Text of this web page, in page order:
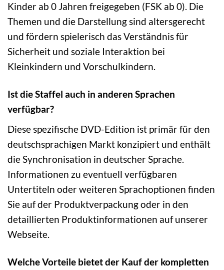
Kinder ab 0 Jahren freigegeben (FSK ab 0). Die
Themen und die Darstellung sind altersgerecht
und fördern spielerisch das Verständnis für
Sicherheit und soziale Interaktion bei
Kleinkindern und Vorschulkindern.
Ist die Staffel auch in anderen Sprachen
verfügbar?
Diese spezifische DVD-Edition ist primär für den
deutschsprachigen Markt konzipiert und enthält
die Synchronisation in deutscher Sprache.
Informationen zu eventuell verfügbaren
Untertiteln oder weiteren Sprachoptionen finden
Sie auf der Produktverpackung oder in den
detaillierten Produktinformationen auf unserer
Webseite.
Welche Vorteile bietet der Kauf der kompletten